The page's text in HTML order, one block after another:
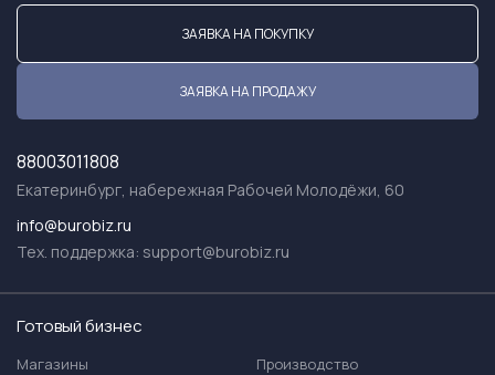
ЗАЯВКА НА ПОКУПКУ
ЗАЯВКА НА ПРОДАЖУ
88003011808
Екатеринбург, набережная Рабочей Молодёжи, 60
info@burobiz.ru
Тех. поддержка: support@burobiz.ru
Готовый бизнес
Магазины
Производство